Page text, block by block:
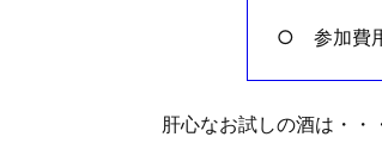
○ 参加費
肝心なお試しの酒は・・